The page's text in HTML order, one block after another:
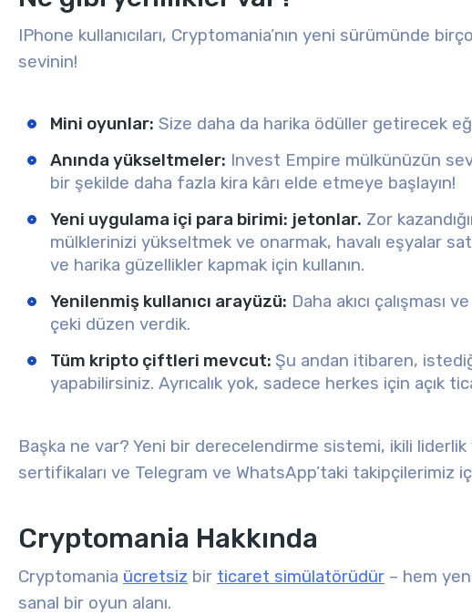
IPhone kullanıcıları, Cryptomania’nın yeni sürümünde
sevinin!
Mini oyunlar: Size daha da harika ödüller getirecek
Anında yükseltmeler: Invest Empire mülkünüzün
bir şekilde daha fazla kira kârı elde etmeye başlayın!
Yeni uygulama içi para birimi: jetonlar. Zor
mülklerinizi yükseltmek ve onarmak, havalı eşyalar
ve harika güzellikler kapmak için kullanın.
Yenilenmiş kullanıcı arayüzü: Daha akıcı
çeki düzen verdik.
Tüm kripto çiftleri mevcut: Şu andan itibaren,
yapabilirsiniz. Ayrıcalık yok, sadece herkes için açık
Başka ne var? Yeni bir derecelendirme sistemi, ikili
sertifikaları ve Telegram ve WhatsApp’taki takipçilerimiz
Cryptomania Hakkında
Cryptomania ücretsiz bir ticaret simülatörüdür – hem
sanal bir oyun alanı.